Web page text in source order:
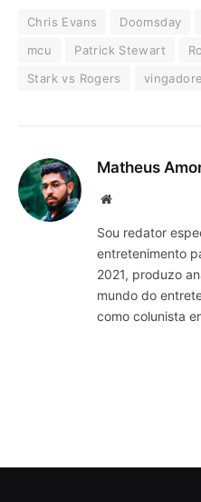
Chris Evans Doomsday
mcu
Patrick Stewart
Stark vs Rogers
Matheus
Website
Sou redator
entretenimento
2021, produzo
mundo do
como colunista